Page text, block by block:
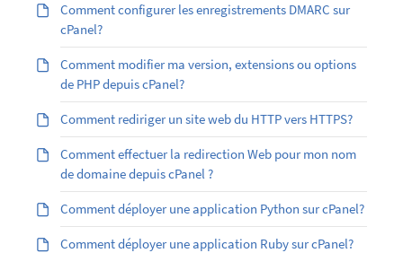
Comment configurer les enregistrements DMARC sur
cPanel?
Comment modifier ma version, extensions ou options
de PHP depuis cPanel?
Comment rediriger un site web du HTTP vers HTTPS?
Comment effectuer la redirection Web pour mon nom
de domaine depuis cPanel ?
Comment déployer une application Python sur cPanel?
Comment déployer une application Ruby sur cPanel?